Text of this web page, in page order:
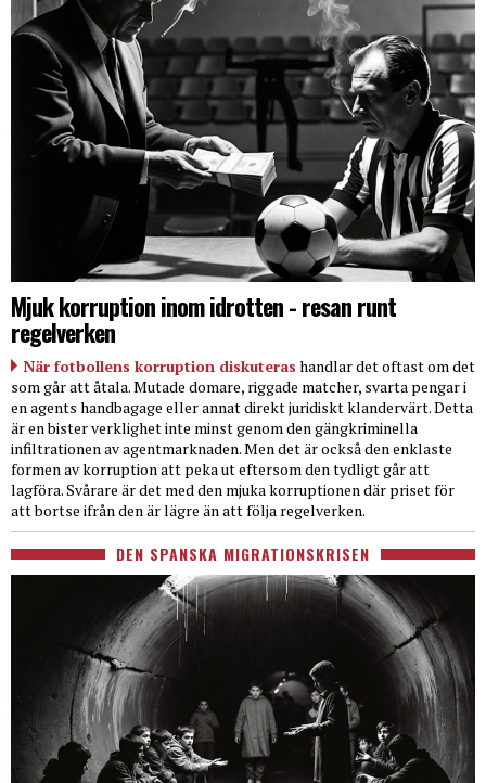
Mjuk korruption inom idrotten - resan runt
regelverken
När fotbollens korruption diskuteras handlar det oftast om det
som går att åtala. Mutade domare, riggade matcher, svarta pengar i
en agents handbagage eller annat direkt juridiskt klandervärt. Detta
är en bister verklighet inte minst genom den gängkriminella
infiltrationen av agentmarknaden. Men det är också den enklaste
formen av korruption att peka ut eftersom den tydligt går att
lagföra. Svårare är det med den mjuka korruptionen där priset för
att bortse ifrån den är lägre än att följa regelverken.
DEN SPANSKA MIGRATIONSKRISEN